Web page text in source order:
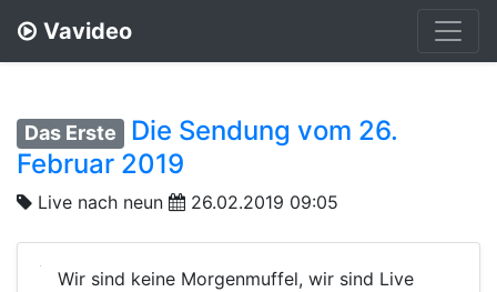
Vavideo
Das Erste
Die Sendung vom 26.
Februar 2019
Live nach neun 26.02.2019 09:05
Wir sind keine Morgenmuffel, wir sind Live